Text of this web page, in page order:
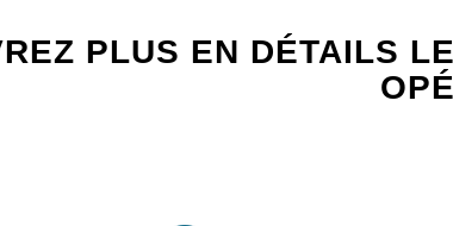
PLUS EN DÉTAILS